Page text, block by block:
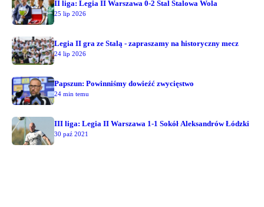
II liga: Legia II Warszawa 0-2 Stal Stalowa Wola
25 lip 2026
Legia II gra ze Stalą - zapraszamy na historyczny mecz
24 lip 2026
Papszun: Powinniśmy dowieźć zwycięstwo
24 min temu
III liga: Legia II Warszawa 1-1 Sokół Aleksandrów Łódzki
30 paź 2021